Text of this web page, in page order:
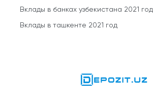
Вклады в банках узбекистана 2021 год
Вклады в ташкенте 2021 год